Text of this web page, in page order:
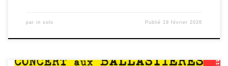
par in solo Publié 19 février 2026